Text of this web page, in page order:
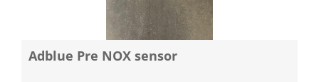
Adblue Pre NOX sensor